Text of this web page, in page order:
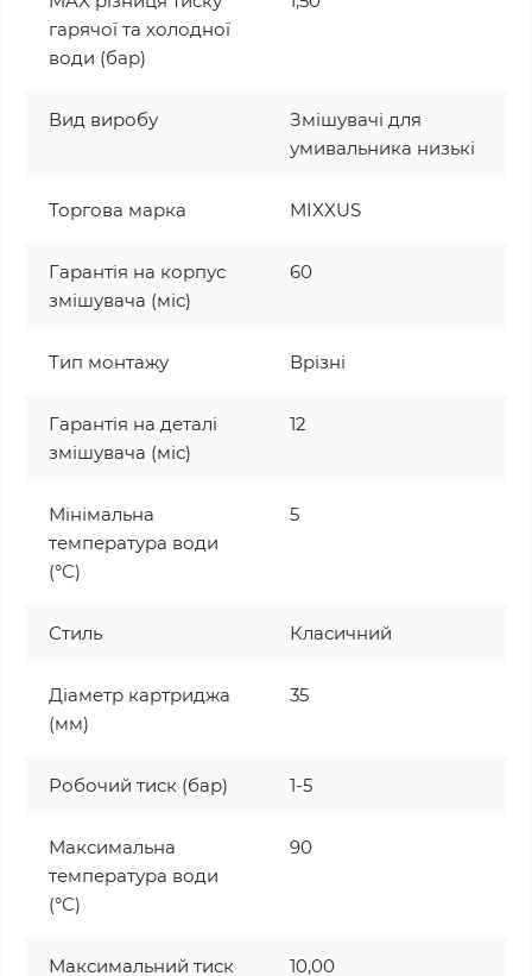
гарячої та холодної
води (бар)
Вид виробу
Змішувачі для
умивальника низькі
Торгова марка MIXXUS
Гарантія на корпус
змішувача (міс)
60
Тип монтажу Врізні
Гарантія на деталі
змішувача (міс)
12
Мінімальна
температура води
(°C)
5
Стиль Класичний
Діаметр картриджа
(мм)
35
Робочий тиск (бар) 1-5
Максимальна
температура води
(°C)
90
Максимальний тиск
10,00